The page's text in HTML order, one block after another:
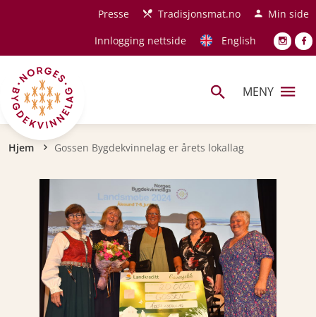
Hopp til hovedinnholdPresse Tradisjonsmat.no
Min side
Innlogging nettside
English
MENY
Navigasjonssti
Hjem Gossen Bygdekvinnelag er årets lokallag